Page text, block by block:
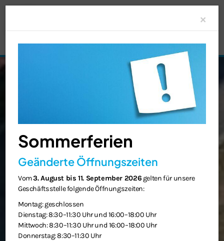
×
Sommerferien
Geänderte Öffnungszeiten
Vom3. August bis 11. September 2026 gelten für unsere
Geschäftsstelle folgende Öffnungszeiten:
Montag: geschlossen
Dienstag: 8:30–11:30 Uhr und 16:00–18:00 Uhr
Mittwoch: 8:30–11:30 Uhr und 16:00–18:00 Uhr
Donnerstag: 8:30–11:30 Uhr